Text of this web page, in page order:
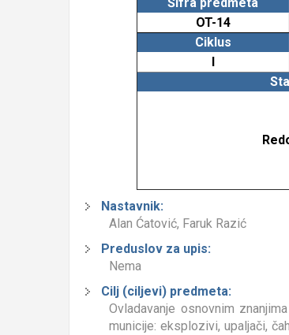
OT-14
Ciklus
I
Nastavnik:
Alan Ćatović, Faruk Razić
Preduslov za upis:
Nema
Cilj (ciljevi) predmeta:
Ovladavanje osnovnim
municije: eksplozivi, upaljači,